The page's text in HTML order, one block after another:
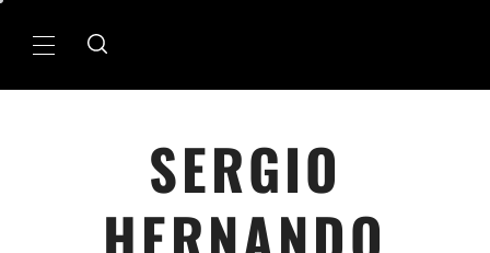
MenÃº
SERGIO